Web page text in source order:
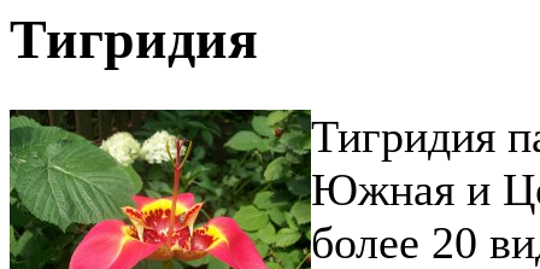
Тигридия
Тигридия
Южная и
более 20